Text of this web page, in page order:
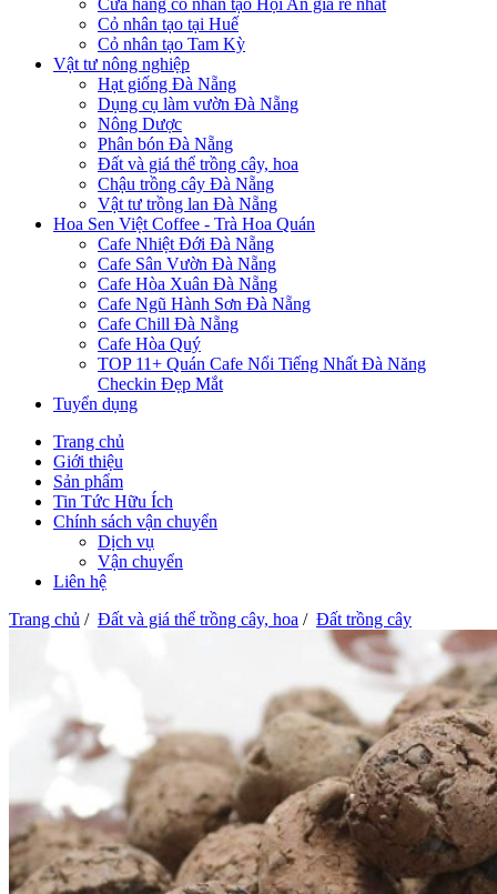
Cửa hàng cỏ nhân tạo Hội An giá rẻ nhất
Cỏ nhân tạo tại Huế
Cỏ nhân tạo Tam Kỳ
Vật tư nông nghiệp
Hạt giống Đà Nẵng
Dụng cụ làm vườn Đà Nẵng
Nông Dược
Phân bón Đà Nẵng
Đất và giá thể trồng cây, hoa
Chậu trồng cây Đà Nẵng
Vật tư trồng lan Đà Nẵng
Hoa Sen Việt Coffee - Trà Hoa Quán
Cafe Nhiệt Đới Đà Nẵng
Cafe Sân Vườn Đà Nẵng
Cafe Hòa Xuân Đà Nẵng
Cafe Ngũ Hành Sơn Đà Nẵng
Cafe Chill Đà Nẵng
Cafe Hòa Quý
TOP 11+ Quán Cafe Nổi Tiếng Nhất Đà Năng
Checkin Đẹp Mắt
Tuyển dụng
Trang chủ
Giới thiệu
Sản phẩm
Tin Tức Hữu Ích
Chính sách vận chuyển
Dịch vụ
Vận chuyển
Liên hệ
Trang chủ / Đất và giá thể trồng cây, hoa / Đất trồng cây